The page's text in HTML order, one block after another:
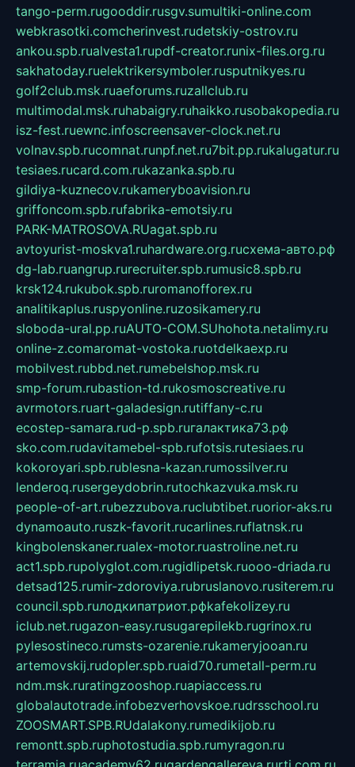
tango-perm.rugooddir.rusgv.sumultiki-online.com
webkrasotki.comcherinvest.rudetskiy-ostrov.ru
ankou.spb.rualvesta1.rupdf-creator.runix-files.org.ru
sakhatoday.ruelektrikersymboler.rusputnikyes.ru
golf2club.msk.ruaeforums.ruzallclub.ru
multimodal.msk.ruhabaigry.ruhaikko.rusobakopedia.ru
isz-fest.ruewnc.infoscreensaver-clock.net.ru
volnav.spb.rucomnat.runpf.net.ru7bit.pp.rukalugatur.ru
tesiaes.rucard.com.rukazanka.spb.ru
gildiya-kuznecov.rukameryboavision.ru
griffoncom.spb.rufabrika-emotsiy.ru
PARK-MATROSOVA.RUagat.spb.ru
avtoyurist-moskva1.ruhardware.org.ruсхема-авто.рф
dg-lab.ruangrup.rurecruiter.spb.rumusic8.spb.ru
krsk124.rukubok.spb.ruromanofforex.ru
analitikaplus.ruspyonline.ruzosikamery.ru
sloboda-ural.pp.ruAUTO-COM.SUhohota.netalimy.ru
online-z.comaromat-vostoka.ruotdelkaexp.ru
mobilvest.rubbd.net.rumebelshop.msk.ru
smp-forum.rubastion-td.rukosmoscreative.ru
avrmotors.ruart-galadesign.rutiffany-c.ru
ecostep-samara.rud-p.spb.ruгалактика73.рф
sko.com.rudavitamebel-spb.rufotsis.rutesiaes.ru
kokoroyari.spb.rublesna-kazan.rumossilver.ru
lenderoq.rusergeydobrin.rutochkazvuka.msk.ru
people-of-art.rubezzubova.ruclubtibet.ruorior-aks.ru
dynamoauto.ruszk-favorit.rucarlines.ruflatnsk.ru
kingbolenskaner.rualex-motor.ruastroline.net.ru
act1.spb.rupolyglot.com.rugidlipetsk.ruooo-driada.ru
detsad125.rumir-zdoroviya.rubruslanovo.rusiterem.ru
council.spb.ruлодкипатриот.рфkafekolizey.ru
iclub.net.rugazon-easy.rusugarepilekb.rugrinox.ru
pylesostineco.rumsts-ozarenie.rukameryjooan.ru
artemovskij.rudopler.spb.ruaid70.rumetall-perm.ru
ndm.msk.ruratingzooshop.ruapiaccess.ru
globalautotrade.infobezverhovskoe.rudrsschool.ru
ZOOSMART.SPB.RUdalakony.rumedikijob.ru
remontt.spb.ruphotostudia.spb.rumyragon.ru